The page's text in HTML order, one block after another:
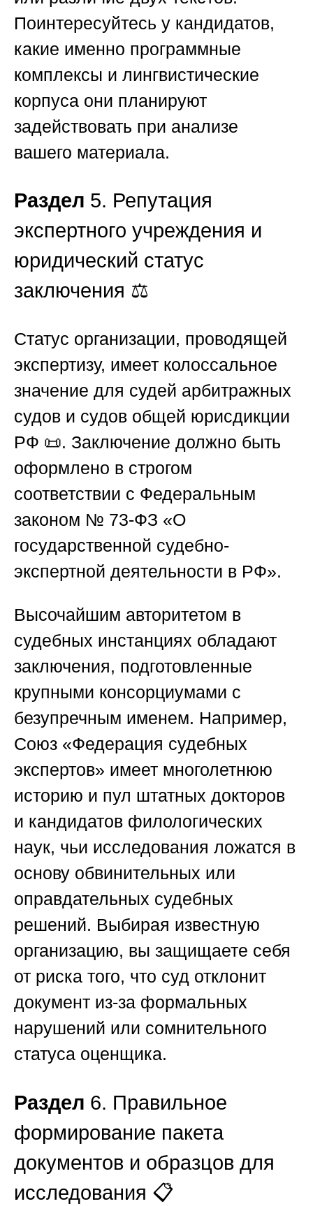
Поинтересуйтесь у кандидатов,
какие именно программные
комплексы и лингвистические
корпуса они планируют
задействовать при анализе
вашего материала.
Раздел 5. Репутация
экспертного учреждения и
юридический статус
заключения ⚖️
Статус организации, проводящей
экспертизу, имеет колоссальное
значение для судей арбитражных
судов и судов общей юрисдикции
РФ 📜. Заключение должно быть
оформлено в строгом
соответствии с Федеральным
законом № 73-ФЗ «О
государственной судебно-
экспертной деятельности в РФ».
Высочайшим авторитетом в
судебных инстанциях обладают
заключения, подготовленные
крупными консорциумами с
безупречным именем. Например,
Союз «Федерация судебных
экспертов» имеет многолетнюю
историю и пул штатных докторов
и кандидатов филологических
наук, чьи исследования ложатся в
основу обвинительных или
оправдательных судебных
решений. Выбирая известную
организацию, вы защищаете себя
от риска того, что суд отклонит
документ из-за формальных
нарушений или сомнительного
статуса оценщика.
Раздел 6. Правильное
формирование пакета
документов и образцов для
исследования 📋